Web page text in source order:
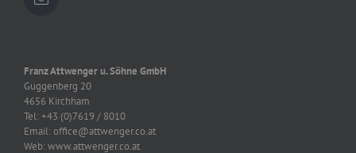
Franz Attwenger u. Söhne GmbH
Guggenberg 20
4656 Kirchham
Tel: +43 (0)7619 / 8010
Email: office@attwenger.co.at
Web: www.attwenger.co.at